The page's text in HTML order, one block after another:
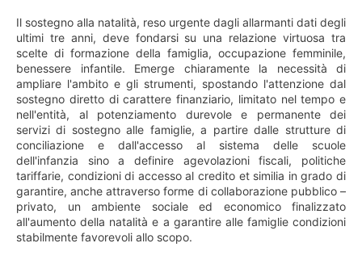
Il sostegno alla natalità, reso urgente dagli allarmanti dati degli
ultimi tre anni, deve fondarsi su una relazione virtuosa tra
scelte di formazione della famiglia, occupazione femminile,
benessere infantile. Emerge chiaramente la necessità di
ampliare l'ambito e gli strumenti, spostando l'attenzione dal
sostegno diretto di carattere finanziario, limitato nel tempo e
nell'entità, al potenziamento durevole e permanente dei
servizi di sostegno alle famiglie, a partire dalle strutture di
conciliazione e dall'accesso al sistema delle scuole
dell'infanzia sino a definire agevolazioni fiscali, politiche
tariffarie, condizioni di accesso al credito et similia in grado di
garantire, anche attraverso forme di collaborazione pubblico –
privato, un ambiente sociale ed economico finalizzato
all'aumento della natalità e a garantire alle famiglie condizioni
stabilmente favorevoli allo scopo.